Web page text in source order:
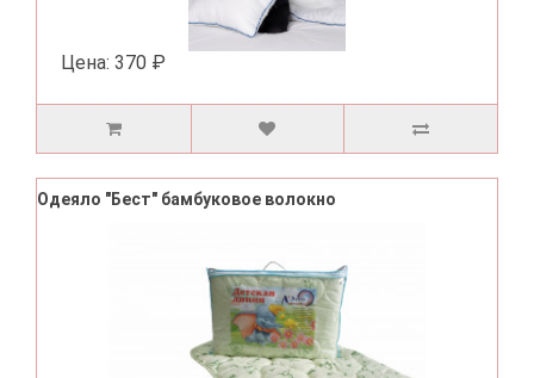
Цена: 370 ₽
Одеяло "Бест" бамбуковое волокно